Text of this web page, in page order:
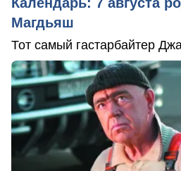
Магдьяш
Тот самый гастарбайтер